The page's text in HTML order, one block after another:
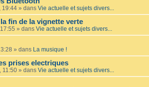
19:44 » dans Vie actuelle et sujets divers...
fin de la vignette verte
» dans Vie actuelle et sujets divers...
» dans La musique !
prises electriques
11:50 » dans Vie actuelle et sujets divers...